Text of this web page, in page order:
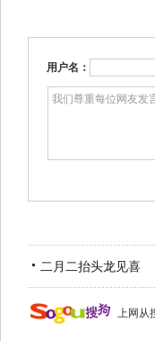
用户名：
二月二抬头龙见喜
上网从